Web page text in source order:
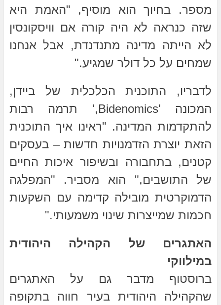
מספר. בחיוך הוא מוסיף, "האמת היא
שזה כנראה לא היה קורה אם וויסקונסין
לא הייתה מדינה מתנדנדת, אבל אנחנו
שמחים על כל דולר שמגיע."
לדבריו, התוכנית הכלכלית של ביידן,
המכונה 'Bidenomics,' תרמה רבות
להתקדמות המדינה. "ראינו איך התוכנית
הזאת יוצרת הזדמנויות חדשות – בעסקים
קטנים, בתחבורה ובשיפור איכות החיים
של התושבים," הוא מסביר. "המפלגה
הדמוקרטית מובילה קדימה עם השקעות
חכמות שמייצרות שינוי משמעותי."
האתגרים של הקהילה היהודית
במילווקי
ברוסטוף מדבר גם על האתגרים
שהקהילה היהודית בעיר חווה בתקופה